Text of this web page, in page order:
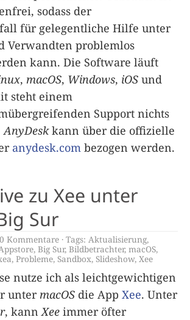
sodass der
für gelegentliche Hilfe unter
Verwandten problemlos
kann. Die Software läuft
, macOS, Windows, iOS und
steht einem
Support nichts
AnyDeskkann über die offizielle
anydesk.com bezogen werden.
zu Xee unter
Sur
0 Kommentare Tags: Aktualisierung,
, Big Sur, Bildbetrachter, macOS,
, Probleme, Sandbox, Slideshow, Xee
nutze ich als leichtgewichtigen
unter macOS die App Xee. Unter
, kannXee immer öfter